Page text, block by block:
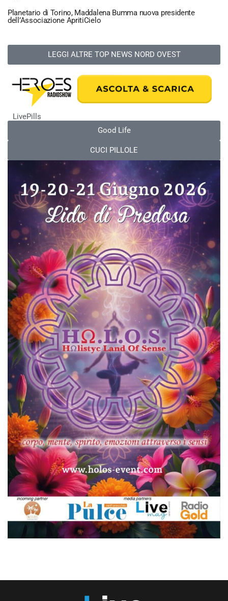
Planetario di Torino, Maddalena Bumma nuova presidente
dell’Associazione ApritiCielo
LEGGI ALTRE TOP NEWS NORD OVEST
LivePills
Good Life
CUCI PILLOLE